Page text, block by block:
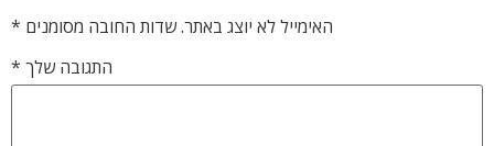
האימייל לא יוצג באתר.שדות החובה מסומנים *
התגובה שלך *